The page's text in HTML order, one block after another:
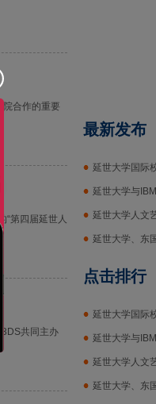
合作的重要
“第四届延世人
共同主办
最新发布
延世大学国际
延世大学与
延世大学人文
延世大学、东
点击排行
延世大学国际
延世大学与
延世大学人文
延世大学、东